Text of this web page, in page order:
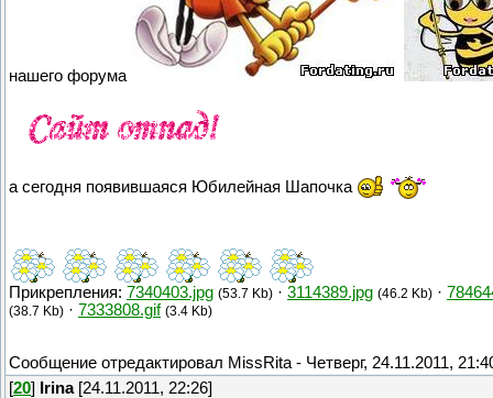
нашего форума
а сегодня появившаяся Юбилейная Шапочка
Прикрепления: 7340403.jpg (53.7 Kb) · 3114389.jpg (46.2 Kb) ·
(38.7 Kb) · 7333808.gif (3.4 Kb)
Сообщение отредактировал MissRita- Четверг, 24.11.2011,
[20] Irina[24.11.2011, 22:26]